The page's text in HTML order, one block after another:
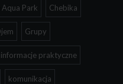
Aqua Park Chebika
Grupy
informacje praktyczne
komunikacja